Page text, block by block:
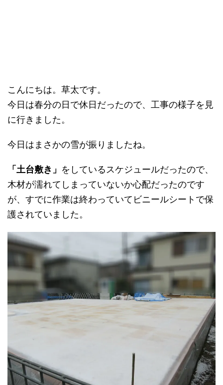
こんにちは。草太です。
今日は春分の日で休日だったので、工事の様子を見
に行きました。
今日はまさかの雪が振りましたね。
「土台敷き」 をしているスケジュールだったので、
木材が濡れてしまっていないか心配だったのです
が、すでに作業は終わっていてビニールシートで保
護されていました。